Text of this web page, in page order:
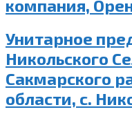
компания,
Унитарное
Никольского
Сакмарского
области, с.